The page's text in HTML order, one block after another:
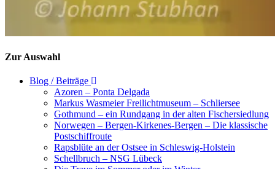
Zur Auswahl
Blog / Beiträge
Azoren – Ponta Delgada
Markus Wasmeier Freilichtmuseum – Schliersee
Gothmund – ein Rundgang in der alten Fischersiedlung
Norwegen – Bergen-Kirkenes-Bergen – Die klassische
Postschiffroute
Rapsblüte an der Ostsee in Schleswig-Holstein
Schellbruch – NSG Lübeck